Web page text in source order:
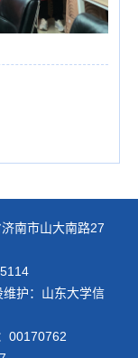
南市山大南路27
护：山东大学信
00170762